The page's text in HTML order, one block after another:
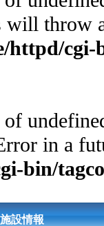
will throw
httpd/cgi-
of
in a
bin/
設情報